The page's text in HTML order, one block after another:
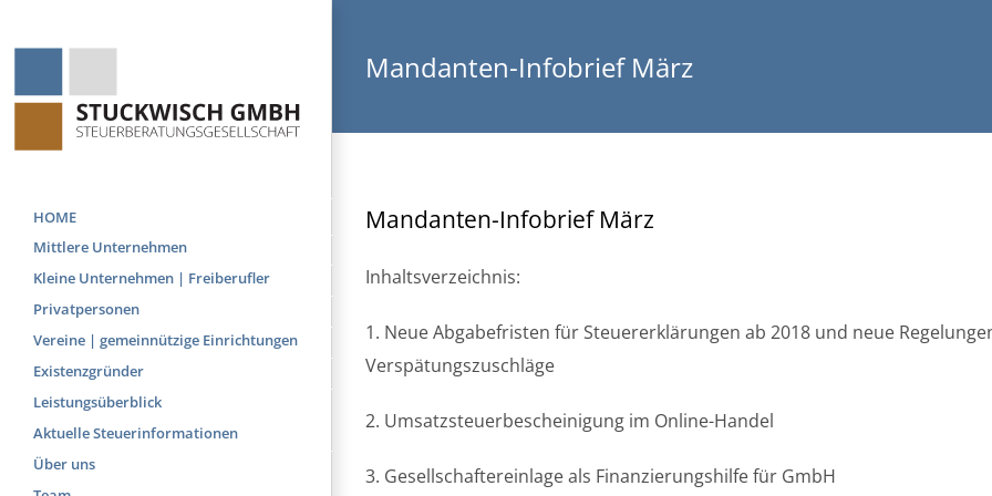
to
HOME
Mittlere Unternehmen
Kleine Unternehmen | Freiberufler
Privatpersonen
Vereine | gemeinnützige Einrichtungen
Existenzgründer
Leistungsüberblick
Aktuelle Steuerinformationen
Über uns
Mandanten-Infobrief März
Mandanten-Infobrief März
Inhaltsverzeichnis:
1. Neue Abgabefristen für Steuererklärungen ab 2018 und neue
Verspätungszuschläge
2. Umsatzsteuerbescheinigung im Online-Handel
3. Gesellschaftereinlage als Finanzierungshilfe für GmbH